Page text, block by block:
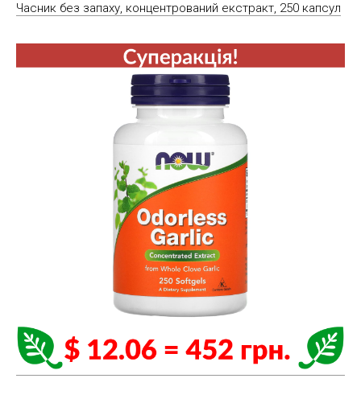
Часник без запаху, концентрований екстракт, 250 капсул